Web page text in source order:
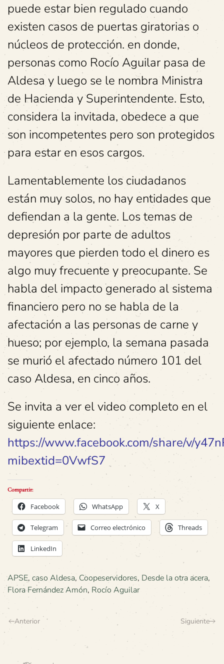
puede estar bien regulado cuando
existen casos de puertas giratorias o
núcleos de protección. en donde,
personas como Rocío Aguilar pasa de
Aldesa y luego se le nombra Ministra
de Hacienda y Superintendente. Esto,
considera la invitada, obedece a que
son incompetentes pero son protegidos
para estar en esos cargos.
Lamentablemente los ciudadanos
están muy solos, no hay entidades que
defiendan a la gente. Los temas de
depresión por parte de adultos
mayores que pierden todo el dinero es
algo muy frecuente y preocupante. Se
habla del impacto generado al sistema
financiero pero no se habla de la
afectación a las personas de carne y
hueso; por ejemplo, la semana pasada
se murió el afectado número 101 del
caso Aldesa, en cinco años.
Se invita a ver el video completo en el
siguiente enlace:
https://www.facebook.com/share/v/
mibextid=0VwfS7
Compartir:
Facebook WhatsApp X
Telegram Correo electrónico Threads
LinkedIn
APSE, caso Aldesa, Coopeservidores, Desde la otra acera,
Flora Fernández Amón, Rocío Aguilar
Anterior Siguiente